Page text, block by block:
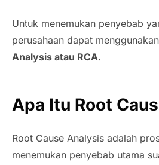
Untuk menemukan penyebab
perusahaan dapat menggunakan
Analysis atau RCA.
Apa Itu Root
Root Cause Analysis adalah
menemukan penyebab utama